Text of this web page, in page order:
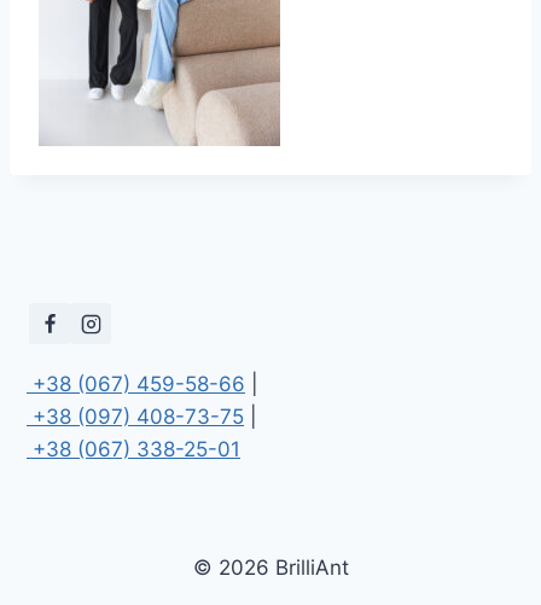
+38 (067) 459-58-66
+38 (097) 408-73-75
+38 (067) 338-25-01
© 2026 BrilliAnt